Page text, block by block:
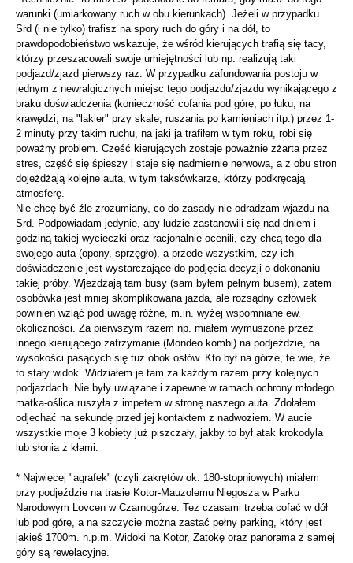
warunki (umiarkowany ruch w obu kierunkach). Jeżeli w przypadku
Srd (i nie tylko) trafisz na spory ruch do góry i na dół, to
prawdopodobieństwo wskazuje, że wśród kierujących trafią się tacy,
którzy przeszacowali swoje umiejętności lub np. realizują taki
podjazd/zjazd pierwszy raz. W przypadku zafundowania postoju w
jednym z newralgicznych miejsc tego podjazdu/zjazdu wynikającego z
braku doświadczenia (konieczność cofania pod górę, po łuku, na
krawędzi, na "lakier" przy skale, ruszania po kamieniach itp.) przez 1-
2 minuty przy takim ruchu, na jaki ja trafiłem w tym roku, robi się
poważny problem. Część kierujących zostaje poważnie zżarta przez
stres, część się śpieszy i staje się nadmiernie nerwowa, a z obu stron
dojeżdżają kolejne auta, w tym taksówkarze, którzy podkręcają
atmosferę.
Nie chcę być źle zrozumiany, co do zasady nie odradzam wjazdu na
Srd. Podpowiadam jedynie, aby ludzie zastanowili się nad dniem i
godziną takiej wycieczki oraz racjonalnie ocenili, czy chcą tego dla
swojego auta (opony, sprzęgło), a przede wszystkim, czy ich
doświadczenie jest wystarczające do podjęcia decyzji o dokonaniu
takiej próby. Wjeżdżają tam busy (sam byłem pełnym busem), zatem
osobówka jest mniej skomplikowana jazda, ale rozsądny człowiek
powinien wziąć pod uwagę różne, m.in. wyżej wspomniane ew.
okoliczności. Za pierwszym razem np. miałem wymuszone przez
innego kierującego zatrzymanie (Mondeo kombi) na podjeździe, na
wysokości pasących się tuz obok osłów. Kto był na górze, te wie, że
to stały widok. Widziałem je tam za każdym razem przy kolejnych
podjazdach. Nie były uwiązane i zapewne w ramach ochrony młodego
matka-oślica ruszyła z impetem w stronę naszego auta. Zdołałem
odjechać na sekundę przed jej kontaktem z nadwoziem. W aucie
wszystkie moje 3 kobiety już piszczały, jakby to był atak krokodyla
lub słonia z kłami.
* Najwięcej "agrafek" (czyli zakrętów ok. 180-stopniowych) miałem
przy podjeździe na trasie Kotor-Mauzolemu Niegosza w Parku
Narodowym Lovcen w Czarnogórze. Tez czasami trzeba cofać w dół
lub pod górę, a na szczycie można zastać pełny parking, który jest
jakieś 1700m. n.p.m. Widoki na Kotor, Zatokę oraz panorama z samej
góry są rewelacyjne.